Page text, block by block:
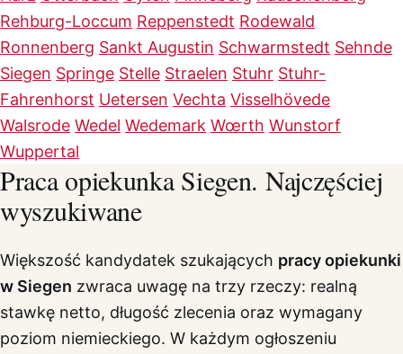
Rehburg-Loccum Reppenstedt Rodewald
Ronnenberg Sankt Augustin Schwarmstedt Sehnde
Siegen Springe Stelle Straelen Stuhr Stuhr-
Fahrenhorst Uetersen Vechta Visselhövede
Walsrode Wedel Wedemark Wœrth Wunstorf
Wuppertal
Praca opiekunka Siegen. Najczęściej
wyszukiwane
Większość kandydatek szukających pracy opiekunki
w Siegen zwraca uwagę na trzy rzeczy: realną
stawkę netto, długość zlecenia oraz wymagany
poziom niemieckiego. W każdym ogłoszeniu